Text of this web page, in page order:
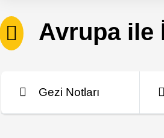
Avrupa ile
Gezi Notları